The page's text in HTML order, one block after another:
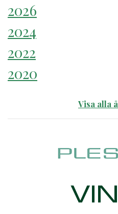
2026
2024
2022
2020
Visa alla